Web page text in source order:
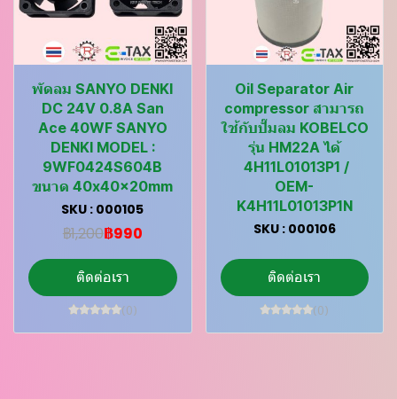
พัดลม SANYO DENKI
DC 24V 0.8A San
Ace 40WF SANYO
DENKI MODEL :
9WF0424S604B
ขนาด 40x40x20mm
SKU : 000105
฿1,200฿990
ติดต่อเรา
(0)
Oil Separator Air
compressor สามารถ
ใช้กับปั๊มลม KOBELCO
รุ่น HM22A ได้
4H11L01013P1 /
OEM-
K4H11L01013P1N
SKU : 000106
ติดต่อเรา
(0)